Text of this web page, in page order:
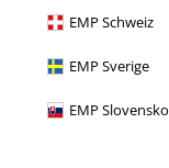
EMP Schweiz
EMP Sverige
EMP Slovensko